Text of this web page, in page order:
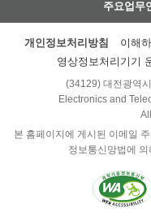
주요업무
개인정보처리방침 이해
영상정보처리기기
(34129) 대전광역
Electronics and
본 홈페이지에 게시된 이메일
정보통신망법에